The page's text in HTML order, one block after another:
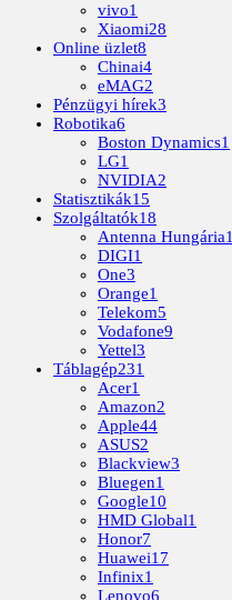
vivo1
Xiaomi28
Online üzlet8
Chinai4
eMAG2
Pénzügyi hírek3
Robotika6
Boston Dynamics1
LG1
NVIDIA2
Statisztikák15
Szolgáltatók18
Antenna Hungária1
DIGI1
One3
Orange1
Telekom5
Vodafone9
Yettel3
Táblagép231
Acer1
Amazon2
Apple44
ASUS2
Blackview3
Bluegen1
Google10
HMD Global1
Honor7
Huawei17
Infinix1
Lenovo6